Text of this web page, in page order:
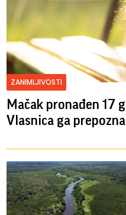
ZANIMLJIVOSTI
Mačak pronađen 17
Vlasnica ga